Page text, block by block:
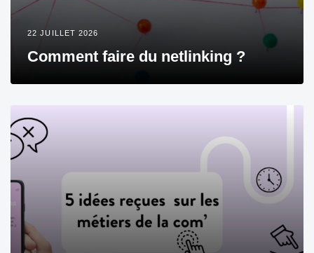
22 JUILLET 2026
Comment faire du netlinking ?